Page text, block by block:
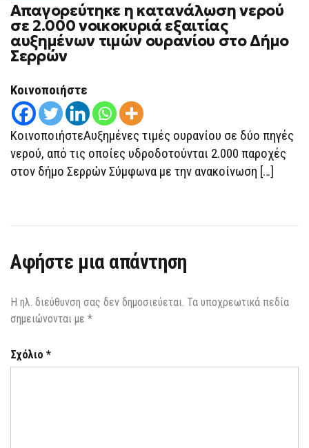
Απαγορεύτηκε η κατανάλωση νερού
σε 2.000 νοικοκυριά εξαιτίας
αυξημένων τιμών ουρανίου στο Δήμο
Σερρών
Κοινοποιήστε
ΚοινοποιήστεΑυξημένες τιμές ουρανίου σε δύο πηγές
νερού, από τις οποίες υδροδοτούνται 2.000 παροχές
στον δήμο Σερρών Σύμφωνα με την ανακοίνωση […]
Αφήστε μια απάντηση
Η ηλ. διεύθυνση σας δεν δημοσιεύεται. Τα υποχρεωτικά πεδία
σημειώνονται με *
Σχόλιο *